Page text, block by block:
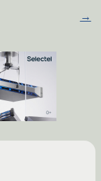
→